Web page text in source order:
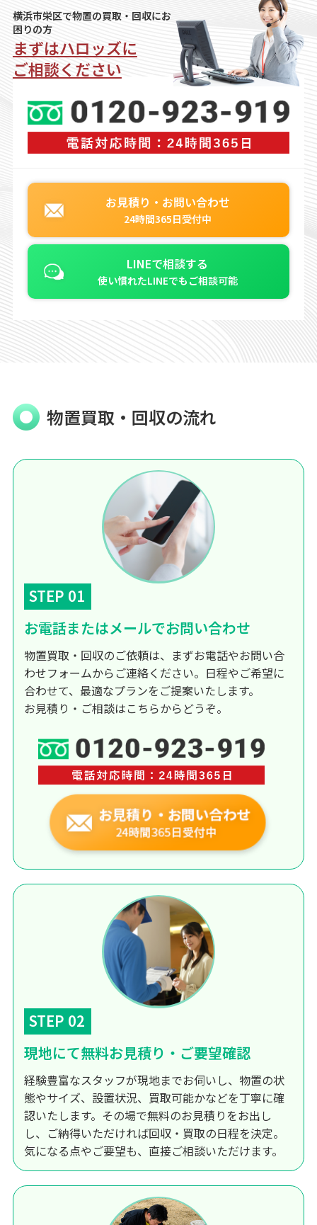
横浜市栄区で物置の買取・回収にお
困りの方
まずはハロッズに
ご相談ください
お見積り・お問い合わせ
24時間365日受付中
LINEで相談する
使い慣れたLINEでもご相談可能
物置買取・回収の流れ
STEP 01
お電話またはメールでお問い合わせ
物置買取・回収のご依頼は、まずお電話やお問い合
わせフォームからご連絡ください。日程やご希望に
合わせて、最適なプランをご提案いたします。
お見積り・ご相談はこちらからどうぞ。
STEP 02
現地にて無料お見積り・ご要望確認
経験豊富なスタッフが現地までお伺いし、物置の状
態やサイズ、設置状況、買取可能かなどを丁寧に確
認いたします。その場で無料のお見積りをお出し
し、ご納得いただければ回収・買取の日程を決定。
気になる点やご要望も、直接ご相談いただけます。